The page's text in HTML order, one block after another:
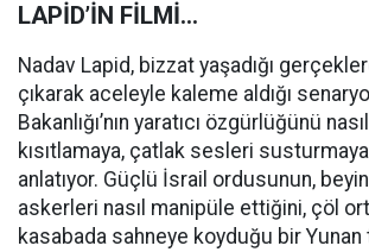
LAPİD’İN FİLMİ...
Nadav Lapid, bizzat yaşadığı
çıkarak aceleyle kaleme aldığı
Bakanlığı’nın yaratıcı özgürlüğünü
kısıtlamaya, çatlak sesleri susturmaya
anlatıyor. Güçlü İsrail ordusunun,
askerleri nasıl manipüle ettiğini, çöl
kasabada sahneye koyduğu bir Yunan